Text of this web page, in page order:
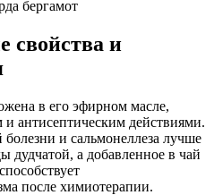
свойства и
в его эфирном масле,
антисептическим действиями.
и сальмонеллеза лучше
дудчатой, а добавленное в чай
после химиотерапии.